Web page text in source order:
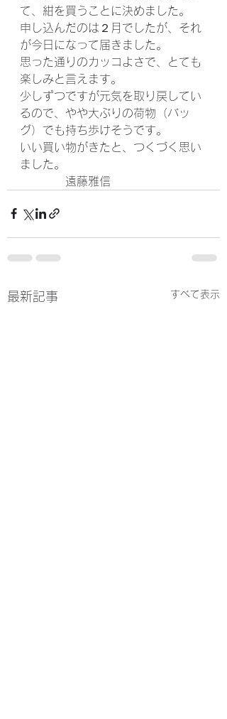
て、紺を買うことに決めました。
申し込んだのは２月でしたが、それ
が今日になって届きました。
思った通りのカッコよさで、とても
楽しみと言えます。
少しずつですが元気を取り戻してい
るので、やや大ぶりの荷物（バッ
グ）でも持ち歩けそうです。
いい買い物がきたと、つくづく思い
ました。
遠藤雅信
最新記事 すべて表示